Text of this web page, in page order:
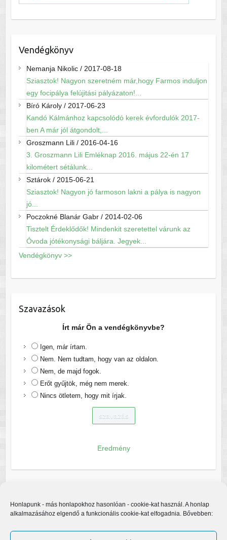
Honlapunk - más honlapokhoz hasonlóan - cookie-kat használ. A honlap
alkalmazásához elgendő a funkcionális cookie-kat elfogadnia. Bővebben:
Vendégkönyv
Nemanja Nikolic/ 2017-08-18
Sziasztok! Nagyon szeretném már,hogy Farmos induljon
egy focipálya felújitási pályázaton!...
Bíró Károly/ 2017-06-23
Kandó Kálmánhoz kapcsolódó kerek évfordulók 2017-
ben A már jól átgondolt,...
Groszmann Lili/ 2016-04-16
3. Groszmann Lili Emléknap 2016. május 22-én 17
kilométert sétálunk...
Sztárok/ 2015-06-21
Sziasztok! Nagyon jó farmoson lakni a pálya is nagyon
jó...
Poczokné Blanár Gabr/ 2014-02-06
Tisztelt Érdeklődők! Mindenkit szeretettel várunk az
Óvoda jótékonysági báljára. Jegyek...
Vendégkönyv >>
Szavazások
Írt már Ön a vendégkönyvbe?
Igen, már írtam.
Nem. Nem tudtam, hogy van az oldalon.
Nem, de majd fogok.
Erőt gyűjtök, még nem merek.
Nincs ötletem, hogy mit írjak.
Eredmény